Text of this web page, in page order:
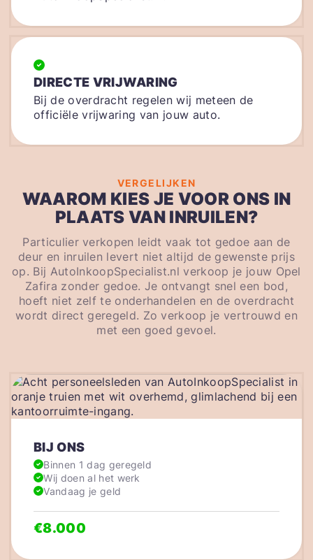
DIRECTE VRIJWARING
Bij de overdracht regelen wij meteen de
officiële vrijwaring van jouw auto.
VERGELIJKEN
WAAROM KIES JE VOOR ONS IN
PLAATS VAN INRUILEN?
Particulier verkopen leidt vaak tot gedoe aan de
deur en inruilen levert niet altijd de gewenste prijs
op. Bij AutoInkoopSpecialist.nl verkoop je jouw Opel
Zafira zonder gedoe. Je ontvangt snel een bod,
hoeft niet zelf te onderhandelen en de overdracht
wordt direct geregeld. Zo verkoop je vertrouwd en
met een goed gevoel.
BIJ ONS
Binnen 1 dag geregeld
Wij doen al het werk
Vandaag je geld
€8.000